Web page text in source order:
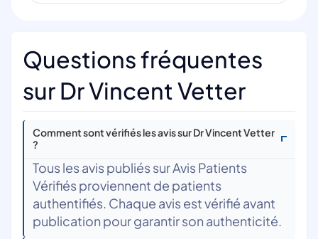
Questions fréquentes
sur Dr Vincent Vetter
Comment sont vérifiés les avis sur Dr Vincent Vetter
?
Tous les avis publiés sur Avis Patients
Vérifiés proviennent de patients
authentifiés. Chaque avis est vérifié avant
publication pour garantir son authenticité.